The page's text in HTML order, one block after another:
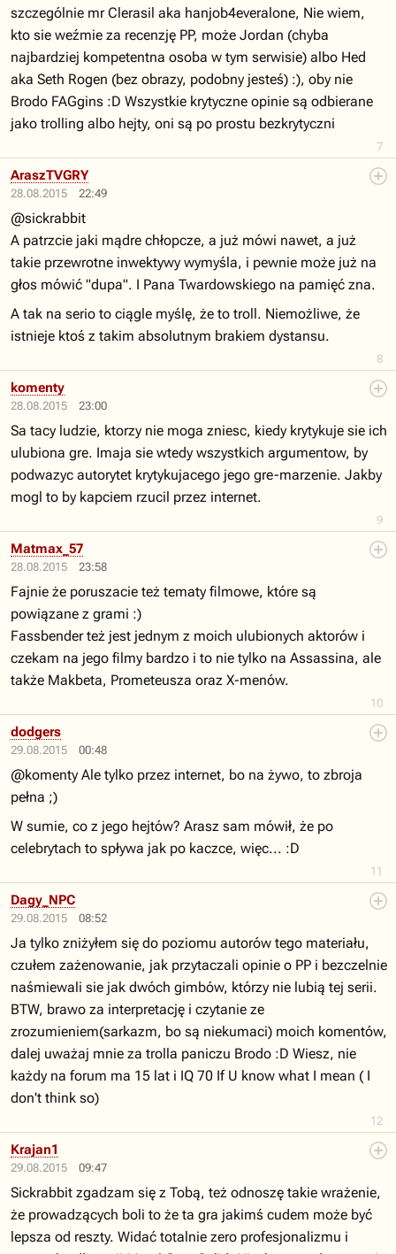
7
szczególnie mr Clerasil aka hanjob4everalone, Nie wiem,
kto sie weźmie za recenzję PP, może Jordan (chyba
najbardziej kompetentna osoba w tym serwisie) albo Hed
aka Seth Rogen (bez obrazy, podobny jesteś) :), oby nie
Brodo FAGgins :D Wszystkie krytyczne opinie są odbierane
jako trolling albo hejty, oni są po prostu bezkrytyczni
28.08.2015 22:49
8
AraszTVGRY
@sickrabbit
A patrzcie jaki mądre chłopcze, a już mówi nawet, a już
takie przewrotne inwektywy wymyśla, i pewnie może już na
głos mówić "dupa". I Pana Twardowskiego na pamięć zna.
A tak na serio to ciągle myślę, że to troll. Niemożliwe, że
istnieje ktoś z takim absolutnym brakiem dystansu.
28.08.2015 23:00
9
komenty
Sa tacy ludzie, ktorzy nie moga zniesc, kiedy krytykuje sie ich
ulubiona gre. Imaja sie wtedy wszystkich argumentow, by
podwazyc autorytet krytykujacego jego gre-marzenie. Jakby
mogl to by kapciem rzucil przez internet.
28.08.2015 23:58
10
Matmax_57
Fajnie że poruszacie też tematy filmowe, które są
powiązane z grami :)
Fassbender też jest jednym z moich ulubionych aktorów i
czekam na jego filmy bardzo i to nie tylko na Assassina, ale
także Makbeta, Prometeusza oraz X-menów.
29.08.2015 00:48
11
dodgers
@komenty Ale tylko przez internet, bo na żywo, to zbroja
pełna ;)
W sumie, co z jego hejtów? Arasz sam mówił, że po
celebrytach to spływa jak po kaczce, więc... :D
29.08.2015 08:52
12
Dagy_NPC
Ja tylko zniżyłem się do poziomu autorów tego materiału,
czułem zażenowanie, jak przytaczali opinie o PP i bezczelnie
naśmiewali sie jak dwóch gimbów, którzy nie lubią tej serii.
BTW, brawo za interpretację i czytanie ze
zrozumieniem(sarkazm, bo są niekumaci) moich komentów,
dalej uważaj mnie za trolla paniczu Brodo :D Wiesz, nie
każdy na forum ma 15 lat i IQ 70 If U know what I mean ( I
don't think so)
29.08.2015 09:47
Krajan1
Sickrabbit zgadzam się z Tobą, też odnoszę takie wrażenie,
że prowadzących boli to że ta gra jakimś cudem może być
lepsza od reszty. Widać totalnie zero profesjonalizmu i